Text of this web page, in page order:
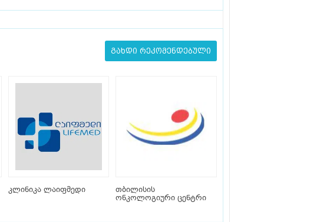
გახდი რეკომენდებული
კლინიკა ლაიფმედი
თბილისის
ონკოლოგიური ცენტრი